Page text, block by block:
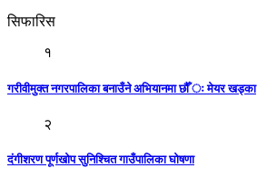
सिफारिस
१
गरीवीमुक्त नगरपालिका बनाउँने अभियानमा छौँ ः मेयर खड्का
२
दंगीशरण पूर्णखोप सुनिश्चित गाउँपालिका घोषणा